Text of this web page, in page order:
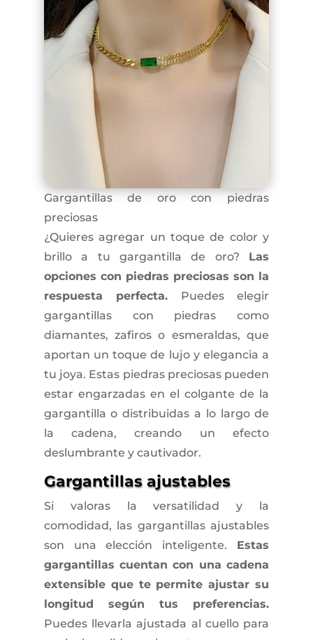
Gargantillas de oro con piedras
preciosas
¿Quieres agregar un toque de color y
brillo a tu gargantilla de oro? Las
opciones con piedras preciosas son la
respuesta perfecta. Puedes elegir
gargantillas con piedras como
diamantes, zafiros o esmeraldas, que
aportan un toque de lujo y elegancia a
tu joya. Estas piedras preciosas pueden
estar engarzadas en el colgante de la
gargantilla o distribuidas a lo largo de
la cadena, creando un efecto
deslumbrante y cautivador.
Gargantillas ajustables
Si valoras la versatilidad y la
comodidad, las gargantillas ajustables
son una elección inteligente. Estas
gargantillas cuentan con una cadena
extensible que te permite ajustar su
longitud según tus preferencias.
Puedes llevarla ajustada al cuello para